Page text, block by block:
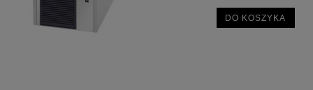
DO KOSZYKA